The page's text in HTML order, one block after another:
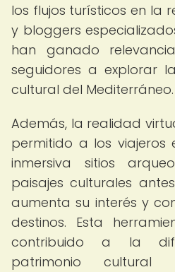
los flujos turísticos en la
y bloggers
han ganado
seguidores a explorar
cultural del Mediterráneo.
Además, la realidad
permitido a los viajeros
inmersiva sitios
paisajes culturales
aumenta su interés y
destinos. Esta
contribuido a la
patrimonio cultural